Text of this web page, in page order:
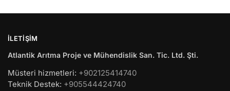
İLETIŞIM
Atlantik Arıtma Proje ve Mühendislik San. Tic. Ltd. Şti.
Müsteri hizmetleri: +902125414740
Teknik Destek: +905544424740